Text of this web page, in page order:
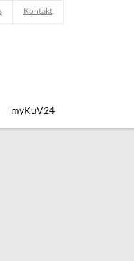
Kontakt
myKuV24